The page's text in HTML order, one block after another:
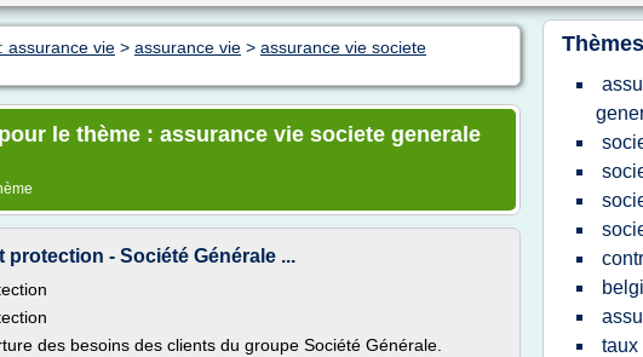
assurance vie > assurance vie > assurance vie societe
le thème : assurance vie societe generale
- Société Générale ...
des besoins des clients du groupe Société Générale.
taux